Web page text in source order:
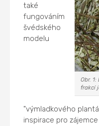
Obr.
frakcí
také
fungováním
švédského
modelu
"výmladkového
inspirace pro